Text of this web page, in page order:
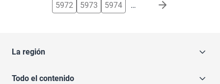
5972
5973 5974 …
La región
Todo el contenido